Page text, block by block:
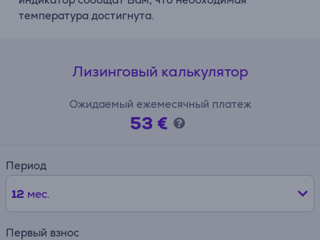
температура достигнута.
Лизинговый калькулятор
Ожидаемый ежемесячный платеж
53 €
Период
12 мес.
Первый взнос